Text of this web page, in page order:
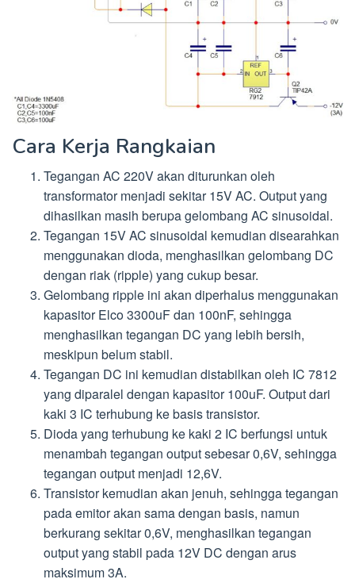
Cara Kerja Rangkaian
Tegangan AC 220V akan diturunkan oleh
transformator menjadi sekitar 15V AC. Output yang
dihasilkan masih berupa gelombang AC sinusoidal.
Tegangan 15V AC sinusoidal kemudian disearahkan
menggunakan dioda, menghasilkan gelombang DC
dengan riak (ripple) yang cukup besar.
Gelombang ripple ini akan diperhalus menggunakan
kapasitor Elco 3300uF dan 100nF, sehingga
menghasilkan tegangan DC yang lebih bersih,
meskipun belum stabil.
Tegangan DC ini kemudian distabilkan oleh IC 7812
yang diparalel dengan kapasitor 100uF. Output dari
kaki 3 IC terhubung ke basis transistor.
Dioda yang terhubung ke kaki 2 IC berfungsi untuk
menambah tegangan output sebesar 0,6V, sehingga
tegangan output menjadi 12,6V.
Transistor kemudian akan jenuh, sehingga tegangan
pada emitor akan sama dengan basis, namun
berkurang sekitar 0,6V, menghasilkan tegangan
output yang stabil pada 12V DC dengan arus
maksimum 3A.